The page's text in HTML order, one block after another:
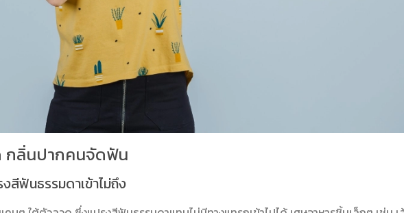
กลิ่นปากคนจัดฟัน
สีฟันธรรมดาเข้าไม่ถึง